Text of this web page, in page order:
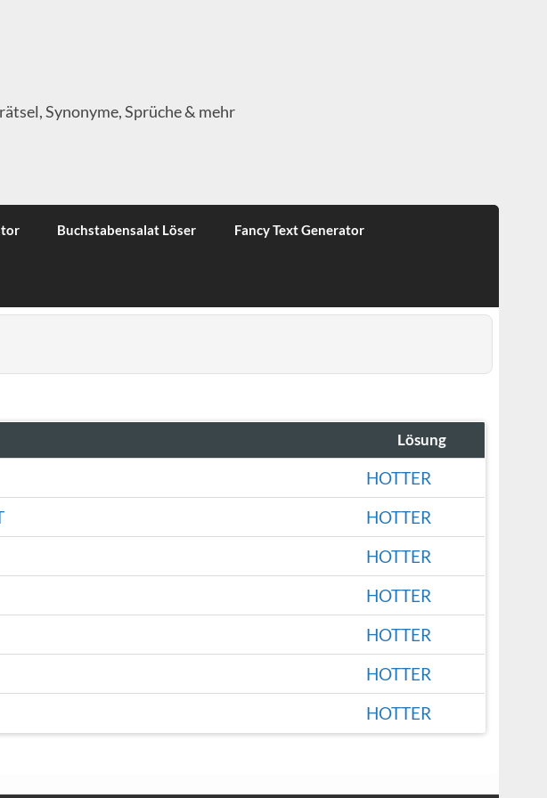
Synonyme, Sprüche & mehr
Buchstabensalat Löser Fancy Text Generator
Lösung
HOTTER
HOTTER
HOTTER
HOTTER
HOTTER
HOTTER
HOTTER